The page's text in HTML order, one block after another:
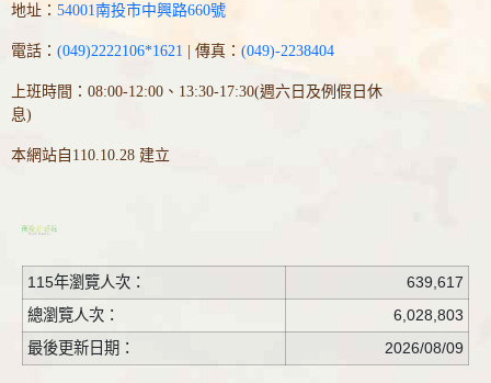
地址： 54001南投市中興路660號
電話： (049)2222106*1621 | 傳真： (049)-2238404
上班時間：08:00-12:00、13:30-17:30(週六日及例假日休
息)
本網站自110.10.28 建立
115年瀏覽人次：
639,617
總瀏覽人次：
6,028,803
最後更新日期：
2026/08/09